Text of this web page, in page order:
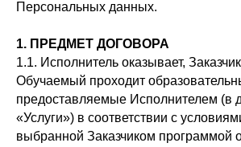
Персональных данных.
1. ПРЕДМЕТ ДОГОВОРА
1.1. Исполнитель оказывает,
Обучаемый проходит
предоставляемые Исполнителем (в
«Услуги») в соответствии с
выбранной Заказчиком программой